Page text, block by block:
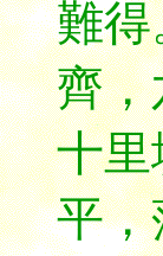
難得
齊，
十里
平，